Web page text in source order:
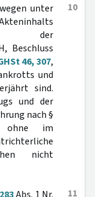
10
unter
der
Beschluss
46, 307,
und
sind.
und der
nach §
im
nicht
11